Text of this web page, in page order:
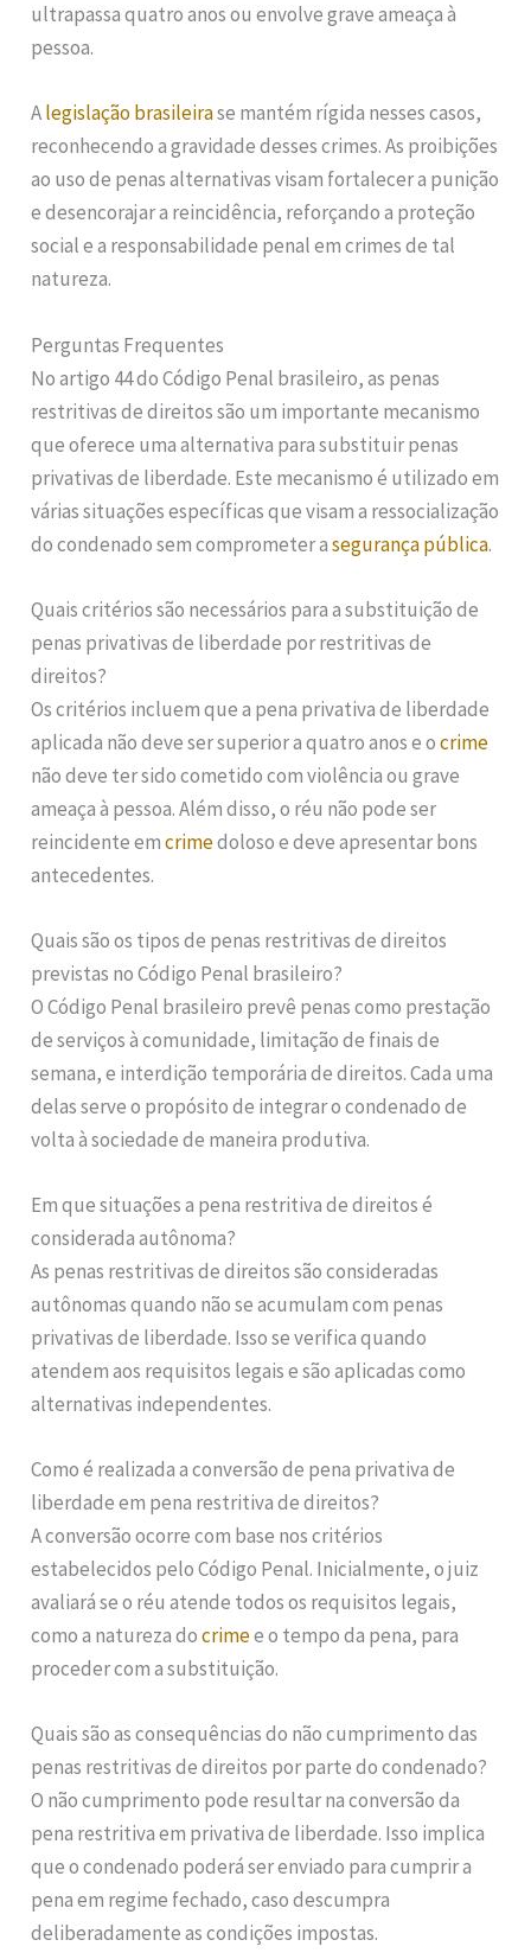
ultrapassa quatro anos ou envolve grave ameaça à
pessoa.
Alegislação brasileirase mantém rígida nesses casos,
reconhecendo a gravidade desses crimes. As proibições
ao uso de penas alternativas visam fortalecer a punição
e desencorajar a reincidência, reforçando a proteção
social e a responsabilidade penal em crimes de tal
natureza.
Perguntas Frequentes
No artigo 44 do Código Penal brasileiro, as penas
restritivas de direitos são um importante mecanismo
que oferece uma alternativa para substituir penas
privativas de liberdade. Este mecanismo é utilizado em
várias situações específicas que visam a ressocialização
do condenado sem comprometer asegurança pública.
Quais critérios são necessários para a substituição de
penas privativas de liberdade por restritivas de
direitos?
Os critérios incluem que a pena privativa de liberdade
aplicada não deve ser superior a quatro anos e ocrime
não deve ter sido cometido com violência ou grave
ameaça à pessoa. Além disso, o réu não pode ser
reincidente emcrimedoloso e deve apresentar bons
antecedentes.
Quais são os tipos de penas restritivas de direitos
previstas no Código Penal brasileiro?
O Código Penal brasileiro prevê penas como prestação
de serviços à comunidade, limitação de finais de
semana, e interdição temporária de direitos. Cada uma
delas serve o propósito de integrar o condenado de
volta à sociedade de maneira produtiva.
Em que situações a pena restritiva de direitos é
considerada autônoma?
As penas restritivas de direitos são consideradas
autônomas quando não se acumulam com penas
privativas de liberdade. Isso se verifica quando
atendem aos requisitos legais e são aplicadas como
alternativas independentes.
Como é realizada a conversão de pena privativa de
liberdade em pena restritiva de direitos?
A conversão ocorre com base nos critérios
estabelecidos pelo Código Penal. Inicialmente, o juiz
avaliará se o réu atende todos os requisitos legais,
como a natureza docrimee o tempo da pena, para
proceder com a substituição.
Quais são as consequências do não cumprimento das
penas restritivas de direitos por parte do condenado?
O não cumprimento pode resultar na conversão da
pena restritiva em privativa de liberdade. Isso implica
que o condenado poderá ser enviado para cumprir a
pena em regime fechado, caso descumpra
deliberadamente as condições impostas.